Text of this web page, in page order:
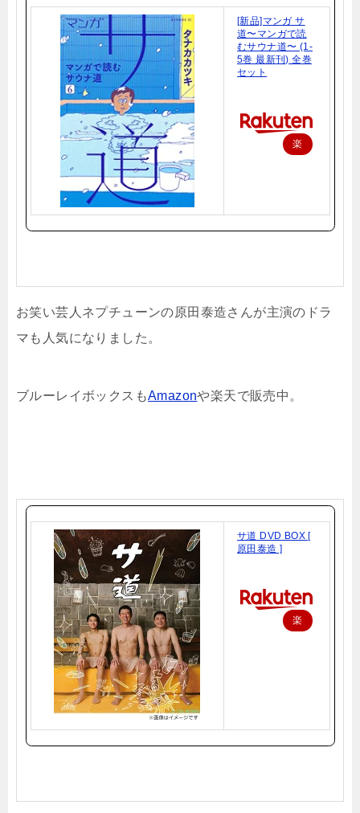
[新品]マンガ サ
道〜マンガで読
むサウナ道〜 (1-
5巻 最新刊) 全巻
セット
楽
入
お笑い芸人ネプチューンの原田泰造さんが主演のドラ
マも人気になりました。
ブルーレイボックスもAmazonや楽天で販売中。
サ道 DVD BOX [
原田泰造 ]
楽